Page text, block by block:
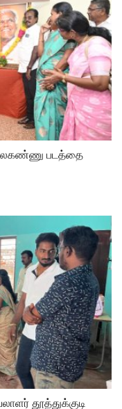
படத்தை
தூத்துக்குடி